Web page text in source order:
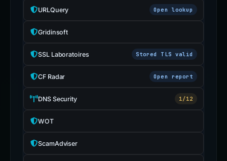
URLQuery Open lookup
Gridinsoft
SSL Laboratoires Stored TLS valid
CF Radar Open report
DNS Security 1/12
WOT
ScamAdviser